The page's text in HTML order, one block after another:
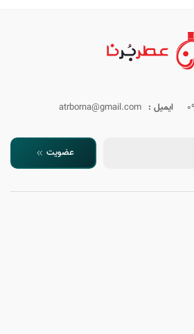
ایمیل : atrborna@gmail.com
عضویت